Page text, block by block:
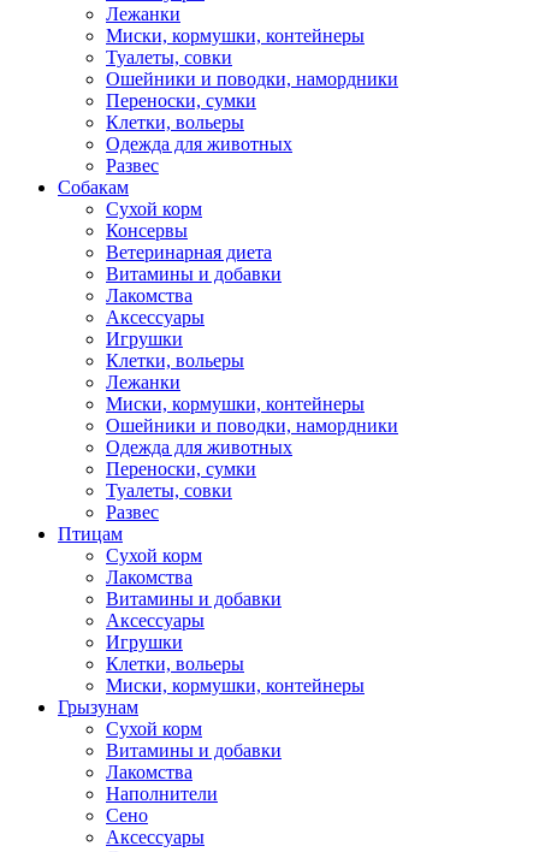
Лежанки
Миски, кормушки, контейнеры
Туалеты, совки
Ошейники и поводки, намордники
Переноски, сумки
Клетки, вольеры
Одежда для животных
Развес
Собакам
Сухой корм
Консервы
Ветеринарная диета
Витамины и добавки
Лакомства
Аксессуары
Игрушки
Клетки, вольеры
Лежанки
Миски, кормушки, контейнеры
Ошейники и поводки, намордники
Одежда для животных
Переноски, сумки
Туалеты, совки
Развес
Птицам
Сухой корм
Лакомства
Витамины и добавки
Аксессуары
Игрушки
Клетки, вольеры
Миски, кормушки, контейнеры
Грызунам
Сухой корм
Витамины и добавки
Лакомства
Наполнители
Сено
Аксессуары